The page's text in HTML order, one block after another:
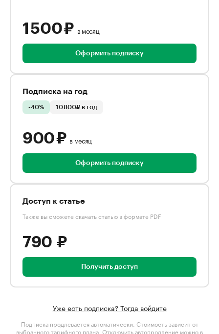
1 500 ₽ в месяц
Оформить подписку
Подписка на год
-40% 10 800₽ в год
900 ₽ в месяц
Оформить подписку
Доступ к статье
Также вы сможете скачать статью в формате PDF
790 ₽
Получить доступ
Уже есть подписка? Тогда войдите
Подписка продлевается автоматически. Стоимость зависит от
выбранного тарифного плана . Отключить автопродление можно в